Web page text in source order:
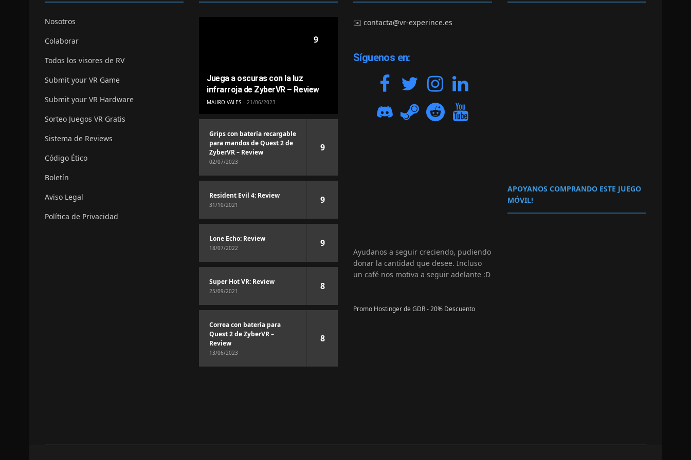
Nosotros
Colaborar
Todos los visores de RV
Submit your VR Game
Submit your VR Hardware
Sorteo Juegos VR Gratis
Sistema de Reviews
Código Ético
Boletín
Aviso Legal
Política de Privacidad
9
Juega a oscuras con la luz
infrarroja de ZyberVR – Review
MAURO VALES 21/06/2023
Grips con batería recargable
para mandos de Quest 2 de
ZyberVR – Review
02/07/2023
9
Resident Evil 4: Review
31/10/2021 9
Lone Echo: Review
18/07/2022 9
Super Hot VR: Review
25/09/2021 8
Correa con batería para
Quest 2 de ZyberVR –
Review
13/06/2023
8
✉️contacta@vr-experince.es
Síguenos en:
Ayudanos a seguir creciendo, pudiendo
donar la cantidad que desee. Incluso
un café nos motiva a seguir adelante :D
Promo Hostinger de GDR - 20% Descuento
APOYANOS COMPRANDO ESTE JUEGO
MÓVIL!